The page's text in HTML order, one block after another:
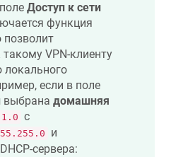
Доступ к сети
функция
позволит
VPN-клиенту
локального
если в поле
выбрана домашняя
с
и
сервера: